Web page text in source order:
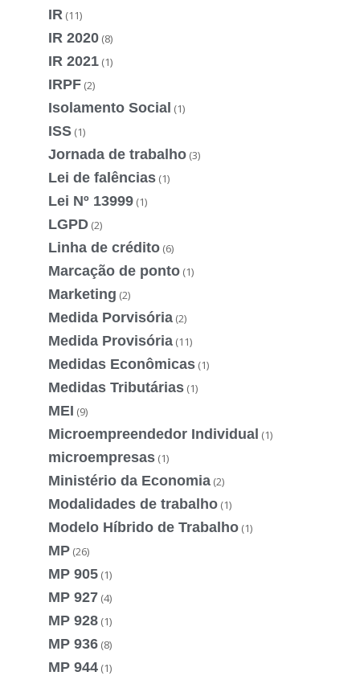
IR (11)
IR 2020 (8)
IR 2021 (1)
IRPF (2)
Isolamento Social (1)
ISS (1)
Jornada de trabalho (3)
Lei de falências (1)
Lei Nº 13999 (1)
LGPD (2)
Linha de crédito (6)
Marcação de ponto (1)
Marketing (2)
Medida Porvisória (2)
Medida Provisória (11)
Medidas Econômicas (1)
Medidas Tributárias (1)
MEI (9)
Microempreendedor Individual (1)
microempresas (1)
Ministério da Economia (2)
Modalidades de trabalho (1)
Modelo Híbrido de Trabalho (1)
MP (26)
MP 905 (1)
MP 927 (4)
MP 928 (1)
MP 936 (8)
MP 944 (1)